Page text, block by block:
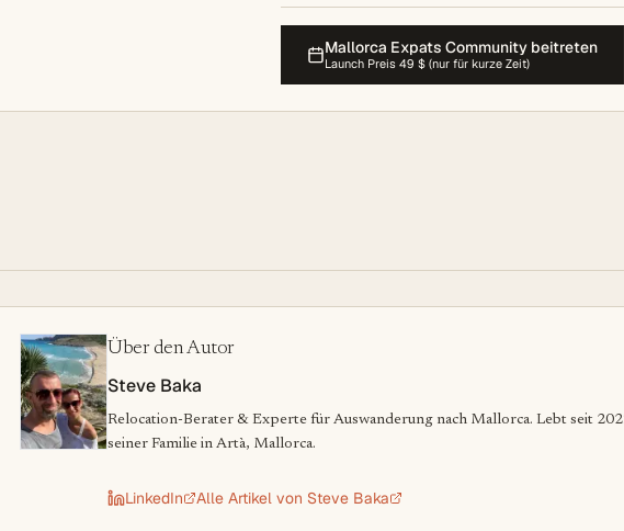
Mallorca Expats Community beitreten
Launch Preis 49 $ (nur für kurze Zeit)
Über den Autor
Steve Baka
Relocation-Berater & Experte für Auswanderung nach Mallorca. Lebt seit
seiner Familie in Artà, Mallorca.
LinkedIn Alle Artikel von Steve Baka